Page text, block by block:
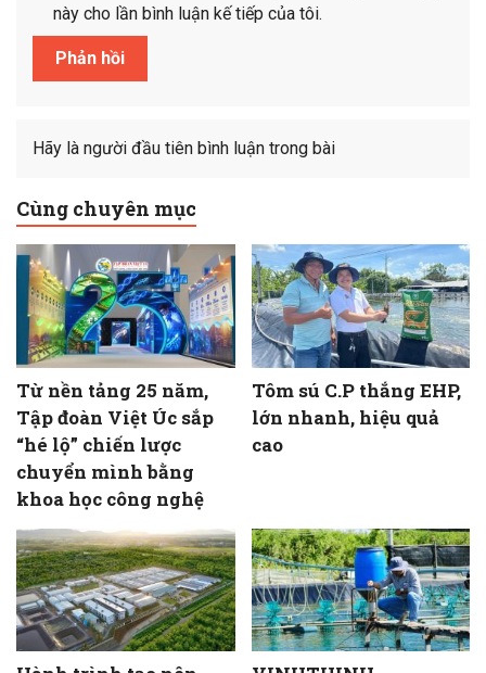
này cho lần bình luận kế tiếp của tôi.
Hãy là người đầu tiên bình luận trong bài
Cùng chuyên mục
Từ nền tảng 25 năm,
Tập đoàn Việt Úc sắp
“hé lộ” chiến lược
chuyển mình bằng
khoa học công nghệ
Tôm sú C.P thắng EHP,
lớn nhanh, hiệu quả
cao